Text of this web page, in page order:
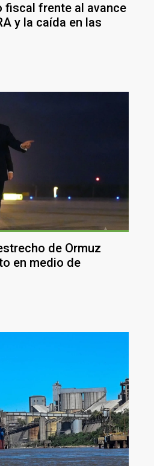
fiscal frente al avance
y la caída en las
de Ormuz
en medio de